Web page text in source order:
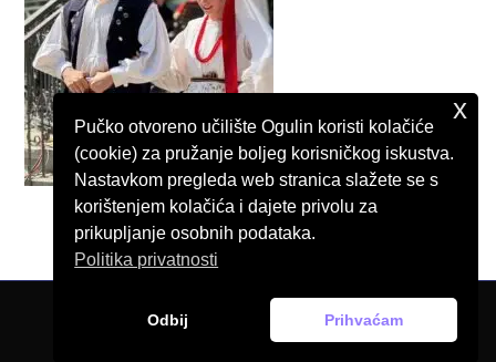
© Pučko otvoreno učilište Ogulin, 2026.
Pučko otvoreno učilište Ogulin koristi kolačiće
(cookie) za pružanje boljeg korisničkog iskustva.
Nastavkom pregleda web stranica slažete se s
korištenjem kolačića i dajete privolu za
prikupljanje osobnih podataka.
Politika privatnosti
Odbij Prihvaćam
x